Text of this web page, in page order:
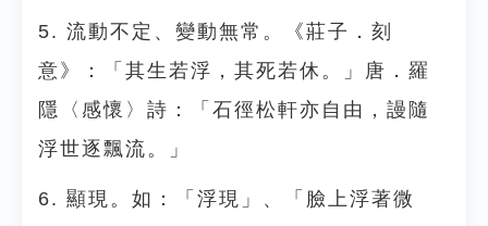
5. 流動不定、變動無常。《莊子．刻
意》：「其生若浮，其死若休。」唐．羅
隱〈感懷〉詩：「石徑松軒亦自由，謾隨
浮世逐飄流。」
6. 顯現。如：「浮現」、「臉上浮著微